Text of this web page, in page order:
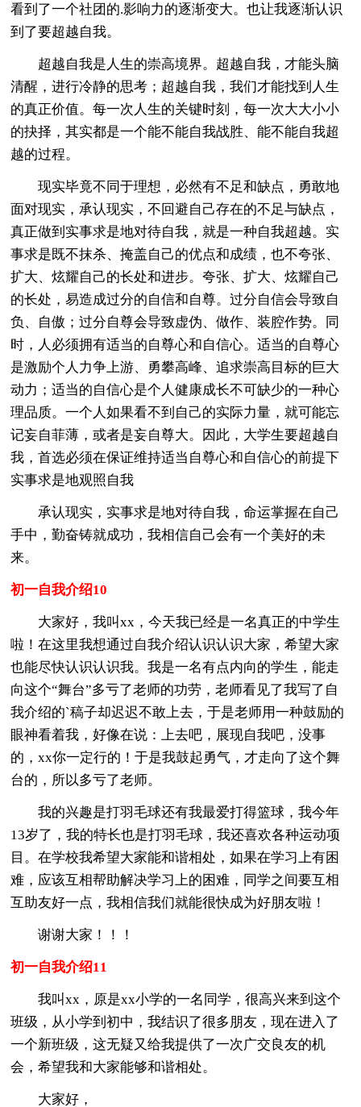
看到了一个社团的.影响力的逐渐变大。也让我逐渐认识
到了要超越自我。
超越自我是人生的崇高境界。超越自我，才能头脑
清醒，进行冷静的思考；超越自我，我们才能找到人生
的真正价值。每一次人生的关键时刻，每一次大大小小
的抉择，其实都是一个能不能自我战胜、能不能自我超
越的过程。
现实毕竟不同于理想，必然有不足和缺点，勇敢地
面对现实，承认现实，不回避自己存在的不足与缺点，
真正做到实事求是地对待自我，就是一种自我超越。实
事求是既不抹杀、掩盖自己的优点和成绩，也不夸张、
扩大、炫耀自己的长处和进步。夸张、扩大、炫耀自己
的长处，易造成过分的自信和自尊。过分自信会导致自
负、自傲；过分自尊会导致虚伪、做作、装腔作势。同
时，人必须拥有适当的自尊心和自信心。适当的自尊心
是激励个人力争上游、勇攀高峰、追求崇高目标的巨大
动力；适当的自信心是个人健康成长不可缺少的一种心
理品质。一个人如果看不到自己的实际力量，就可能忘
记妄自菲薄，或者是妄自尊大。因此，大学生要超越自
我，首选必须在保证维持适当自尊心和自信心的前提下
实事求是地观照自我
承认现实，实事求是地对待自我，命运掌握在自己
手中，勤奋铸就成功，我相信自己会有一个美好的未
来。
初一自我介绍10
大家好，我叫xx，今天我已经是一名真正的中学生
啦！在这里我想通过自我介绍认识认识大家，希望大家
也能尽快认识认识我。我是一名有点内向的学生，能走
向这个“舞台”多亏了老师的功劳，老师看见了我写了自
我介绍的`稿子却迟迟不敢上去，于是老师用一种鼓励的
眼神看着我，好像在说：上去吧，展现自我吧，没事
的，xx你一定行的！于是我鼓起勇气，才走向了这个舞
台的，所以多亏了老师。
我的兴趣是打羽毛球还有我最爱打得篮球，我今年
13岁了，我的特长也是打羽毛球，我还喜欢各种运动项
目。在学校我希望大家能和谐相处，如果在学习上有困
难，应该互相帮助解决学习上的困难，同学之间要互相
互助友好一点，我相信我们就能很快成为好朋友啦！
谢谢大家！！！
初一自我介绍11
我叫xx，原是xx小学的一名同学，很高兴来到这个
班级，从小学到初中，我结识了很多朋友，现在进入了
一个新班级，这无疑又给我提供了一次广交良友的机
会，希望我和大家能够和谐相处。
大家好，